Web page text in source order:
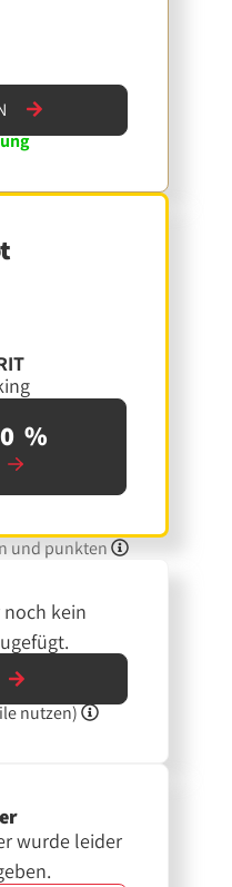
%
und punkten
noch kein
nutzen)
wurde leider